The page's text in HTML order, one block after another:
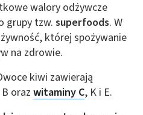
walory odżywcze
grupy tzw. superfoods. W
której spożywanie
na zdrowie.
kiwi zawierają
oraz witaminy C, K i E.